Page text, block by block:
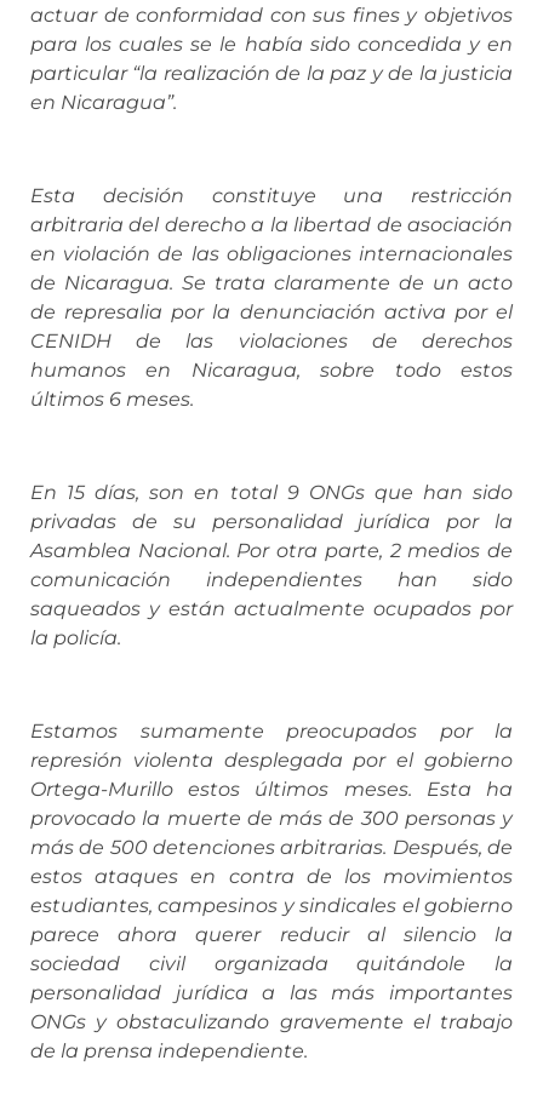
actuar de conformidad con sus fines y objetivos
para los cuales se le había sido concedida y en
particular “la realización de la paz y de la justicia
en Nicaragua”.
Esta decisión constituye una restricción
arbitraria del derecho a la libertad de asociación
en violación de las obligaciones internacionales
de Nicaragua. Se trata claramente de un acto
de represalia por la denunciación activa por el
CENIDH de las violaciones de derechos
humanos en Nicaragua, sobre todo estos
últimos 6 meses.
En 15 días, son en total 9 ONGs que han sido
privadas de su personalidad jurídica por la
Asamblea Nacional. Por otra parte, 2 medios de
comunicación independientes han sido
saqueados y están actualmente ocupados por
la policía.
Estamos sumamente preocupados por la
represión violenta desplegada por el gobierno
Ortega-Murillo estos últimos meses. Esta ha
provocado la muerte de más de 300 personas y
más de 500 detenciones arbitrarias. Después, de
estos ataques en contra de los movimientos
estudiantes, campesinos y sindicales el gobierno
parece ahora querer reducir al silencio la
sociedad civil organizada quitándole la
personalidad jurídica a las más importantes
ONGs y obstaculizando gravemente el trabajo
de la prensa independiente.